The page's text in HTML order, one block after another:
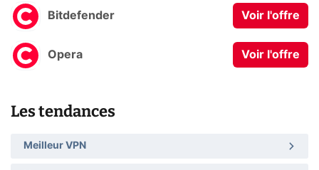
Bitdefender Voir l'offre
Opera Voir l'offre
Les tendances
Meilleur VPN